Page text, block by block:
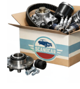
LISTE
D’ENVIE